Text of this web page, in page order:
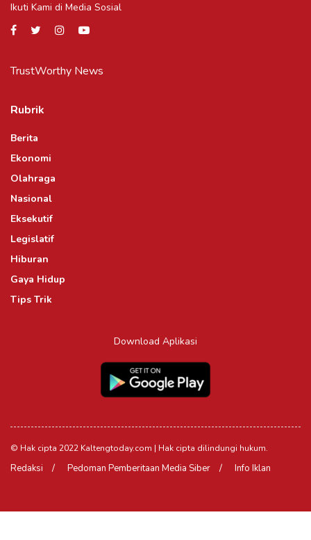
Ikuti Kami di Media Sosial
TrustWorthy News
Rubrik
Berita
Ekonomi
Olahraga
Nasional
Eksekutif
Legislatif
Hiburan
Gaya Hidup
Tips Trik
Download Aplikasi
© Hak cipta 2022 Kaltengtoday.com | Hak cipta dilindungi hukum.
Redaksi Pedoman Pemberitaan Media Siber Info Iklan